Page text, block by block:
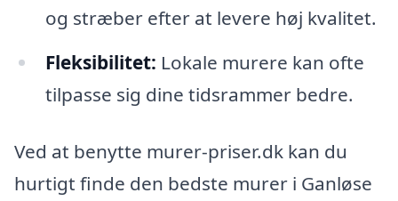
og stræber efter at levere høj kvalitet.
Fleksibilitet: Lokale murere kan ofte
tilpasse sig dine tidsrammer bedre.
Ved at benytte murer-priser.dk kan du
hurtigt finde den bedste murer i Ganløse